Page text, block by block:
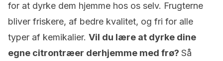
for at dyrke dem hjemme hos os selv. Frugterne
bliver friskere, af bedre kvalitet, og fri for alle
typer af kemikalier. Vil du lære at dyrke dine
egne citrontræer derhjemme med frø? Så